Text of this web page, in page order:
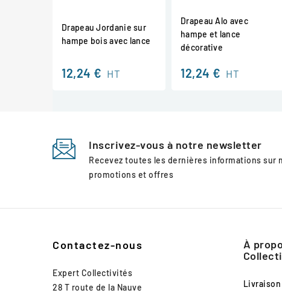
Drapeau Jordanie sur
hampe bois avec lance
12,24 € HT
Drapeau Alo avec
hampe et lance
décorative
12,24 € HT
Inscrivez-vous à notre newsletter
Recevez toutes les dernières informations sur
promotions et offres
Contactez-nous
Expert Collectivités
28 T route de la Nauve
À
Livraison